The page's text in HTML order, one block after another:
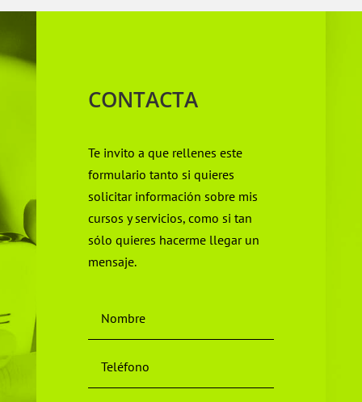
CONTACTA
Te invito a que rellenes este
formulario tanto si quieres
solicitar información sobre mis
cursos y servicios, como si tan
sólo quieres hacerme llegar un
mensaje.